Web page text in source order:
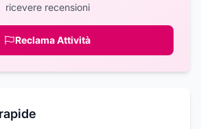
ricevere recensioni
Reclama Attività